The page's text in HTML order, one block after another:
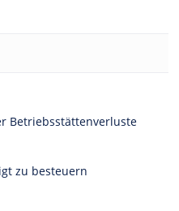
Betriebsstättenverluste
zu besteuern